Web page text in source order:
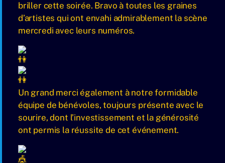
briller cette soirée. Bravo à toutes les graines
d’artistes qui ont envahi admirablement la scène
mercredi avec leurs numéros.
Un grand merci également à notre formidable
équipe de bénévoles, toujours présente avec le
sourire, dont l’investissement et la générosité
ont permis la réussite de cet événement.